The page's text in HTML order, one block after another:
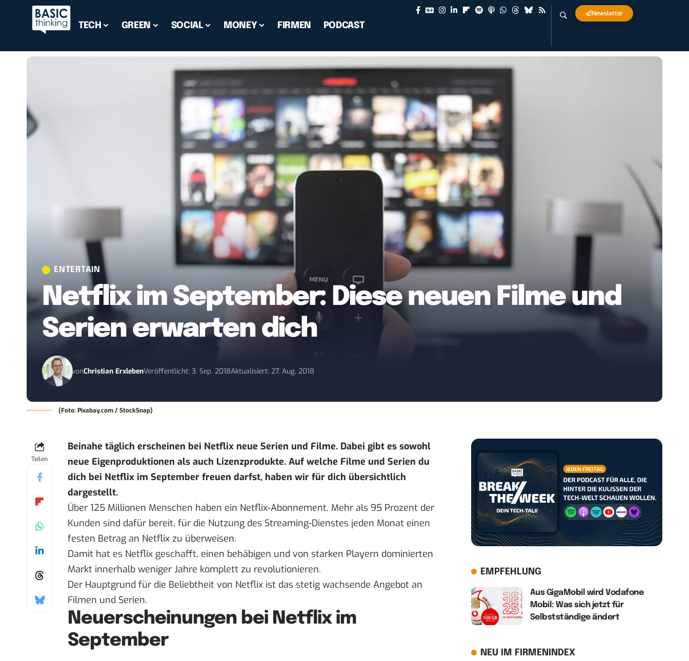
TECH GREEN SOCIAL MONEY FIRMEN PODCAST
Newsletter
ENTERTAIN
Netflix im September: Diese neuen Filme und
Serien erwarten dich
vonChristian ErxlebenVeröffentlicht: 3. Sep. 2018Aktualisiert: 27. Aug. 2018
(Foto: Pixabay.com / StockSnap)
Teilen
Beinahe täglich erscheinen bei Netflix neue Serien und Filme. Dabei gibt es sowohl
neue Eigenproduktionen als auch Lizenzprodukte. Auf welche Filme und Serien du
dich bei Netflix im September freuen darfst, haben wir für dich übersichtlich
dargestellt.
Über 125 Millionen Menschen haben ein Netflix-Abonnement. Mehr als 95 Prozent der
Kunden sind dafür bereit, für die Nutzung des Streaming-Dienstes jeden Monat einen
festen Betrag an Netflix zu überweisen.
Damit hat es Netflix geschafft, einen behäbigen und von starken Playern dominierten
Markt innerhalb weniger Jahre komplett zu revolutionieren.
Der Hauptgrund für die Beliebtheit von Netflix ist das stetig wachsende Angebot an
Filmen und Serien.
Neuerscheinungen bei Netflix im
September
EMPFEHLUNG
Aus GigaMobil wird Vodafone
Mobil: Was sich jetzt für
Selbstständige ändert
NEU IM FIRMENINDEX